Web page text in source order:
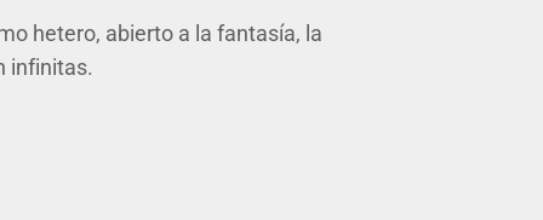
hetero, abierto a la fantasía, la
infinitas.